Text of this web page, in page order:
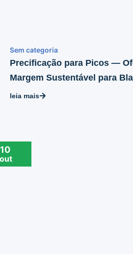
Sem categoria
Precificação para Picos —
Margem Sustentável para
leia mais
10
out